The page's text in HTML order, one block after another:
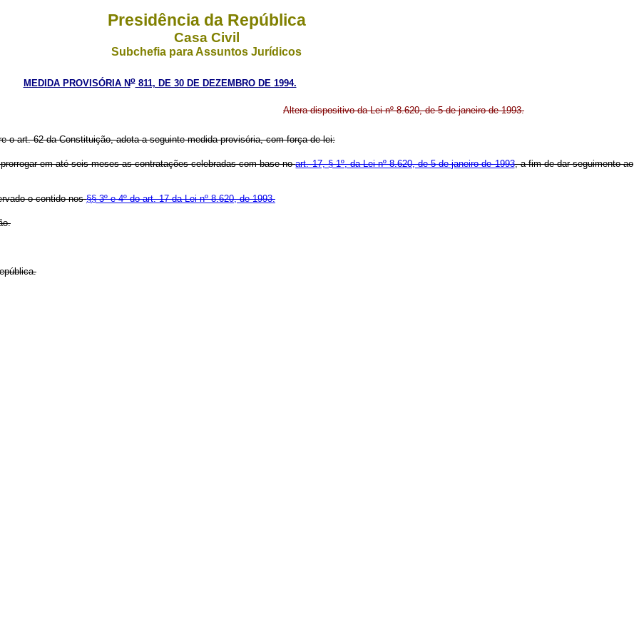
Presidência da República
Casa Civil
Subchefia para Assuntos Jurídicos
MEDIDA PROVISÓRIA No811, DE 30 DE DEZEMBRO DE 1994.
Altera dispositivo da Lei nº 8.620, de 5 de janeiro de 1993.
o art. 62 da Constituição, adota a seguinte medida provisória, com força de lei:
em até seis meses as contratações celebradas com base noart. 17, § 1º, da Lei nº 8.620, de 5 de janeiro de 1993, a fim de dar seguimento ao
o contido nos§§ 3º e 4º do art. 17 da Lei nº 8.620, de 1993.